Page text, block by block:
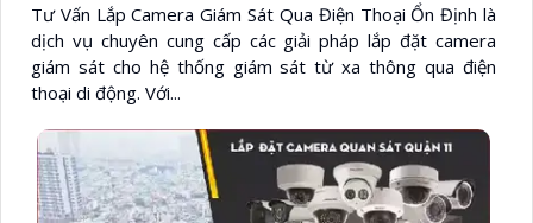
Tư Vấn Lắp Camera Giám Sát Qua Điện Thoại Ổn Định là
dịch vụ chuyên cung cấp các giải pháp lắp đặt camera
giám sát cho hệ thống giám sát từ xa thông qua điện
thoại di động. Với...